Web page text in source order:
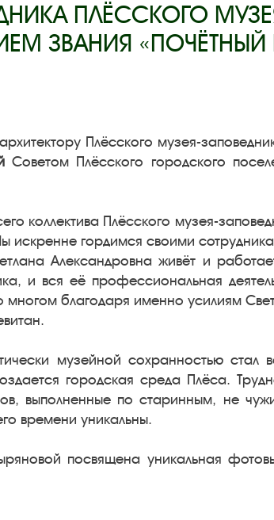
ПЛЁССКОГО
ЗВАНИЯ
Плёсского музея-
Советом Плёсского городского
коллектива Плёсского музея-
искренне гордимся своими
Александровна живёт и
и вся её профессиональная
многом благодаря именно усилиям
музейной сохранностью
городская среда Плёса.
выполненные по старинным, не
времени уникальны.
посвящена уникальная